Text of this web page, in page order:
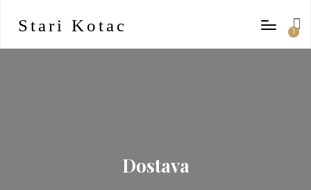
Stari Kotac
1
Dostava